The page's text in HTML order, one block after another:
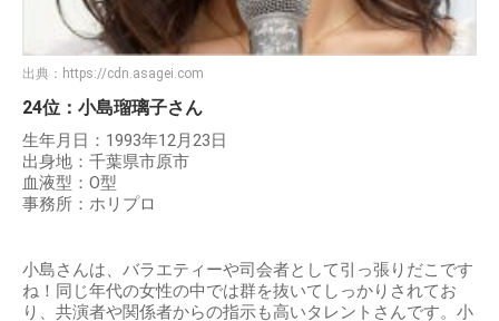
出典： https://cdn.asagei.com
24位：小島瑠璃子さん
生年月日：1993年12月23日
出身地：千葉県市原市
血液型：O型
事務所：ホリプロ
小島さんは、バラエティーや司会者として引っ張りだこです
ね！同じ年代の女性の中では群を抜いてしっかりされてお
り、共演者や関係者からの指示も高いタレントさんです。小